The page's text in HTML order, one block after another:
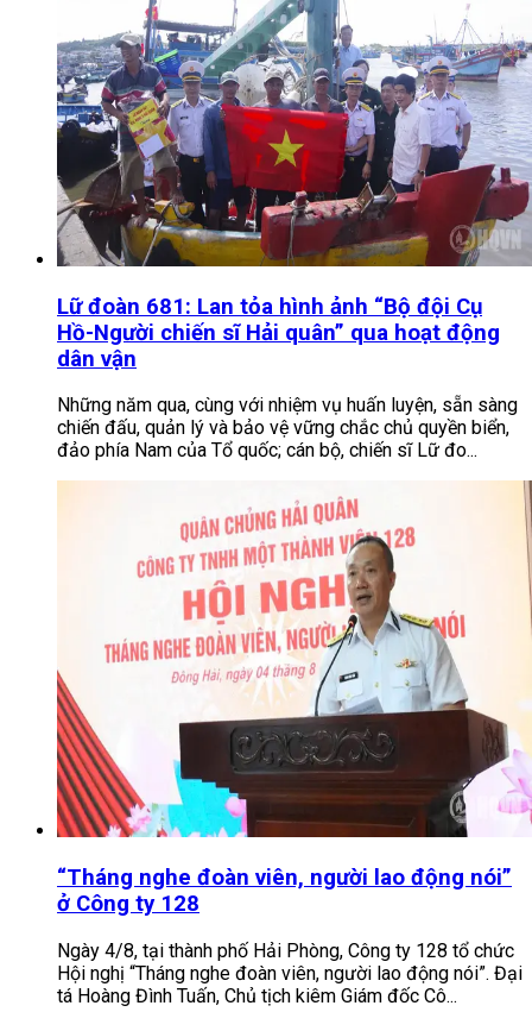
Lữ đoàn 681: Lan tỏa hình ảnh “Bộ đội Cụ
Hồ-Người chiến sĩ Hải quân” qua hoạt động
dân vận
Những năm qua, cùng với nhiệm vụ huấn luyện, sẵn sàng
chiến đấu, quản lý và bảo vệ vững chắc chủ quyền biển,
đảo phía Nam của Tổ quốc; cán bộ, chiến sĩ Lữ đo...
“Tháng nghe đoàn viên, người lao động nói”
ở Công ty 128
Ngày 4/8, tại thành phố Hải Phòng, Công ty 128 tổ chức
Hội nghị “Tháng nghe đoàn viên, người lao động nói”. Đại
tá Hoàng Đình Tuấn, Chủ tịch kiêm Giám đốc Cô...